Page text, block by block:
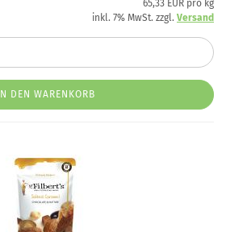
65,33 EUR pro kg
inkl. 7% MwSt. zzgl. Versand
IN DEN WARENKORB